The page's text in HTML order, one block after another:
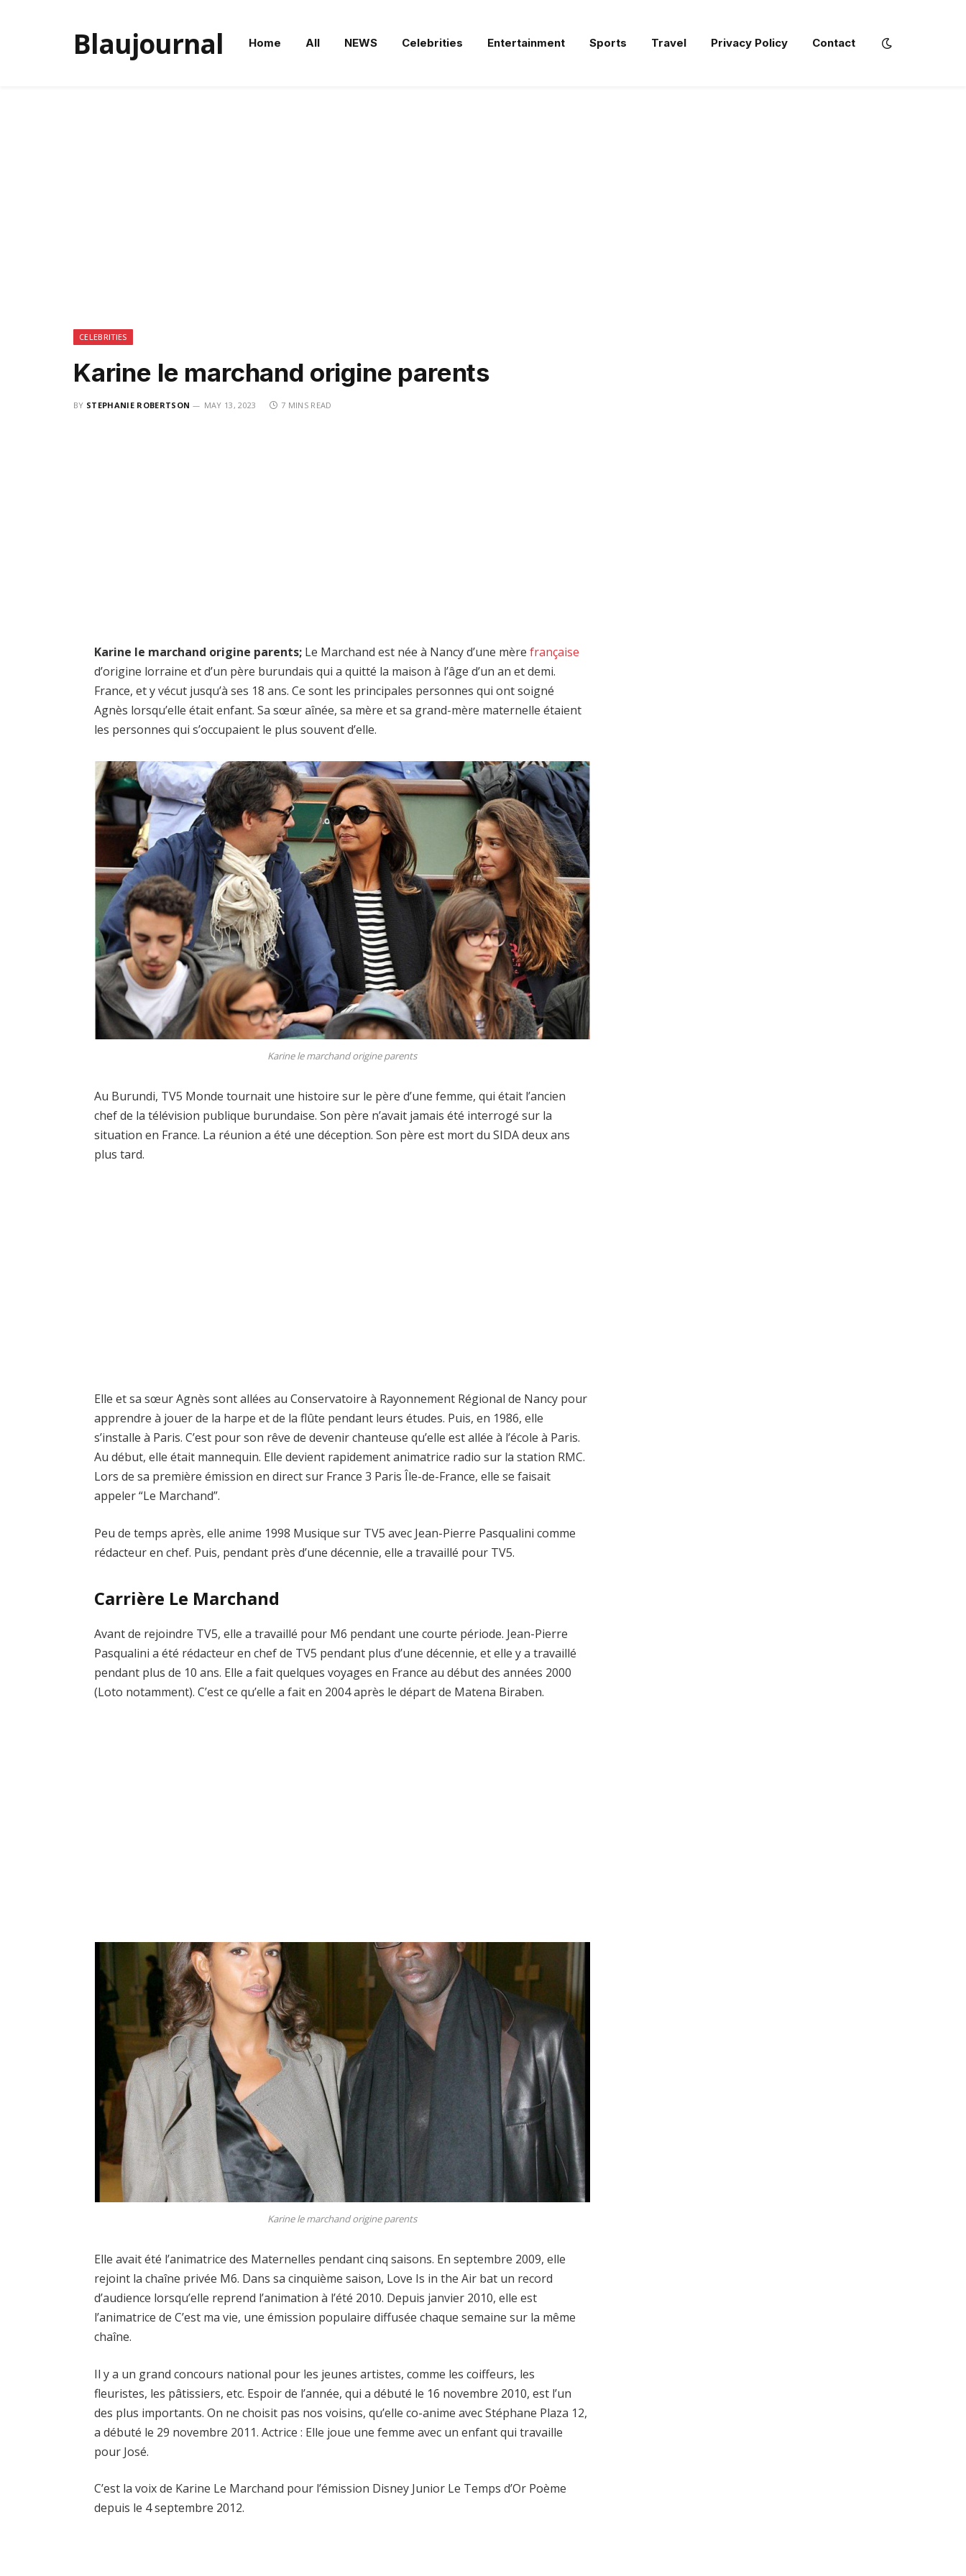
Blaujournal Home All NEWS Celebrities Entertainment Sports Travel Privacy Policy Contact
CELEBRITIES
Karine le marchand origine parents
BY STEPHANIE ROBERTSON MAY 13, 2023 7 MINS READ
Karine le marchand origine parents; Le Marchand est née à Nancy d’une mèrefrançaise
d’origine lorraine et d’un père burundais qui a quitté la maison à l’âge d’un an et demi.
France, et y vécut jusqu’à ses 18 ans. Ce sont les principales personnes qui ont soigné
Agnès lorsqu’elle était enfant. Sa sœur aînée, sa mère et sa grand-mère maternelle étaient
les personnes qui s’occupaient le plus souvent d’elle.
Karine le marchand origine parents
Au Burundi, TV5 Monde tournait une histoire sur le père d’une femme, qui était l’ancien
chef de la télévision publique burundaise. Son père n’avait jamais été interrogé sur la
situation en France. La réunion a été une déception. Son père est mort du SIDA deux ans
plus tard.
Elle et sa sœur Agnès sont allées au Conservatoire à Rayonnement Régional de Nancy pour
apprendre à jouer de la harpe et de la flûte pendant leurs études. Puis, en 1986, elle
s’installe à Paris. C’est pour son rêve de devenir chanteuse qu’elle est allée à l’école à Paris.
Au début, elle était mannequin. Elle devient rapidement animatrice radio sur la station RMC.
Lors de sa première émission en direct sur France 3 Paris Île-de-France, elle se faisait
appeler “Le Marchand”.
Peu de temps après, elle anime 1998 Musique sur TV5 avec Jean-Pierre Pasqualini comme
rédacteur en chef. Puis, pendant près d’une décennie, elle a travaillé pour TV5.
Carrière Le Marchand
Avant de rejoindre TV5, elle a travaillé pour M6 pendant une courte période. Jean-Pierre
Pasqualini a été rédacteur en chef de TV5 pendant plus d’une décennie, et elle y a travaillé
pendant plus de 10 ans. Elle a fait quelques voyages en France au début des années 2000
(Loto notamment). C’est ce qu’elle a fait en 2004 après le départ de Matena Biraben.
Karine le marchand origine parents
Elle avait été l’animatrice des Maternelles pendant cinq saisons. En septembre 2009, elle
rejoint la chaîne privée M6. Dans sa cinquième saison, Love Is in the Air bat un record
d’audience lorsqu’elle reprend l’animation à l’été 2010. Depuis janvier 2010, elle est
l’animatrice de C’est ma vie, une émission populaire diffusée chaque semaine sur la même
chaîne.
Il y a un grand concours national pour les jeunes artistes, comme les coiffeurs, les
fleuristes, les pâtissiers, etc. Espoir de l’année, qui a débuté le 16 novembre 2010, est l’un
des plus importants. On ne choisit pas nos voisins, qu’elle co-anime avec Stéphane Plaza 12,
a débuté le 29 novembre 2011. Actrice : Elle joue une femme avec un enfant qui travaille
pour José.
C’est la voix de Karine Le Marchand pour l’émission Disney Junior Le Temps d’Or Poème
depuis le 4 septembre 2012.